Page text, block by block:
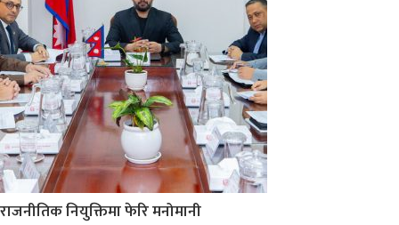
राजनीतिक नियुक्तिमा फेरि मनोमानी